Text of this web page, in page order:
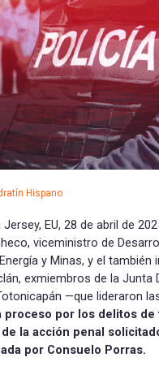
Hispano
Jersey, EU, 28 de abril de
viceministro de
y Minas, y el también
exmiembros de la Junta
—que lideraron
proceso por los delitos de
la acción penal
por Consuelo Porras.